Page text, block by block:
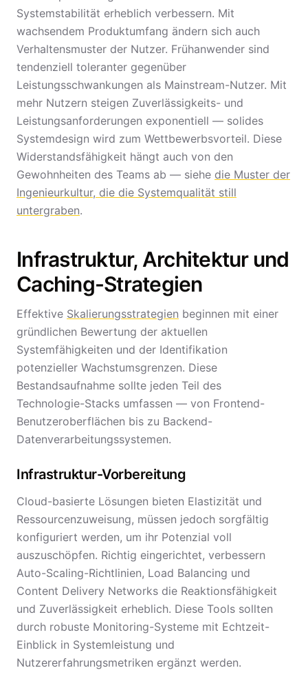
Systemstabilität erheblich verbessern. Mit
wachsendem Produktumfang ändern sich auch
Verhaltensmuster der Nutzer. Frühanwender sind
tendenziell toleranter gegenüber
Leistungsschwankungen als Mainstream-Nutzer. Mit
mehr Nutzern steigen Zuverlässigkeits- und
Leistungsanforderungen exponentiell — solides
Systemdesign wird zum Wettbewerbsvorteil. Diese
Widerstandsfähigkeit hängt auch von den
Gewohnheiten des Teams ab — siehe die Muster der
Ingenieurkultur, die die Systemqualität still
untergraben.
Infrastruktur, Architektur und
Caching-Strategien
Effektive Skalierungsstrategien beginnen mit einer
gründlichen Bewertung der aktuellen
Systemfähigkeiten und der Identifikation
potenzieller Wachstumsgrenzen. Diese
Bestandsaufnahme sollte jeden Teil des
Technologie-Stacks umfassen — von Frontend-
Benutzeroberflächen bis zu Backend-
Datenverarbeitungssystemen.
Infrastruktur-Vorbereitung
Cloud-basierte Lösungen bieten Elastizität und
Ressourcenzuweisung, müssen jedoch sorgfältig
konfiguriert werden, um ihr Potenzial voll
auszuschöpfen. Richtig eingerichtet, verbessern
Auto-Scaling-Richtlinien, Load Balancing und
Content Delivery Networks die Reaktionsfähigkeit
und Zuverlässigkeit erheblich. Diese Tools sollten
durch robuste Monitoring-Systeme mit Echtzeit-
Einblick in Systemleistung und
Nutzererfahrungsmetriken ergänzt werden.